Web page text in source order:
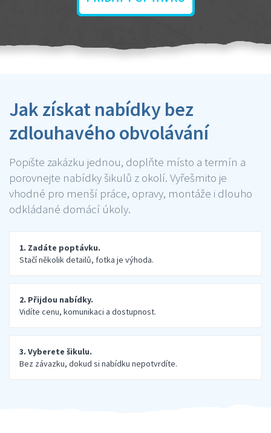
Jak získat nabídky bez
zdlouhavého obvolávání
Popište zakázku jednou, doplňte místo a termín a
porovnejte nabídky šikulů z okolí. Vyřešmito je
vhodné pro menší práce, opravy, montáže i dlouho
odkládané domácí úkoly.
1. Zadáte poptávku.
Stačí několik detailů, fotka je výhoda.
2. Přijdou nabídky.
Vidíte cenu, komunikaci a dostupnost.
3. Vyberete šikulu.
Bez závazku, dokud si nabídku nepotvrdíte.